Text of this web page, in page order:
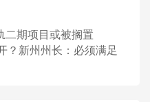
二期项目或被搁置
？新州州长：必须满足